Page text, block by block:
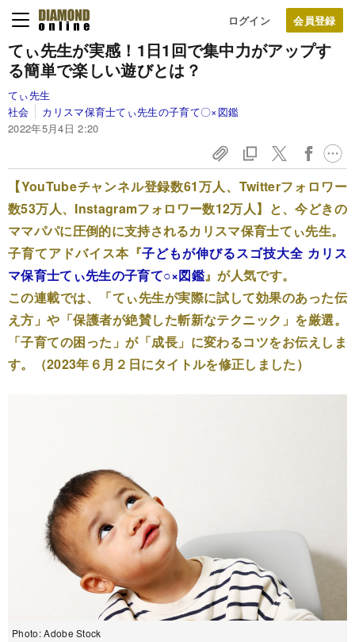
ログイン
てぃ先生が実感！ 1日1回で集中力がアップす
る簡単で楽しい遊びとは？
てぃ先生
社会
カリスマ保育士てぃ先生の子育て〇×図鑑
2022年5月4日 2:20
【YouTubeチャンネル登録数61万人、Twitterフォロワー
数53万人、Instagramフォロワー数12万人】と、今どきの
ママパパに圧倒的に支持されるカリスマ保育士てぃ先生。
子育てアドバイス本『子どもが伸びるスゴ技大全 カリス
マ保育士てぃ先生の子育て○×図鑑』が人気です。
この連載では、「てぃ先生が実際に試して効果のあった伝
え方」や「保護者が絶賛した斬新なテクニック」を厳選。
「子育ての困った」が「成長」に変わるコツをお伝えしま
す。
（2023年６月２日にタイトルを修正しました）
Photo: Adobe Stock